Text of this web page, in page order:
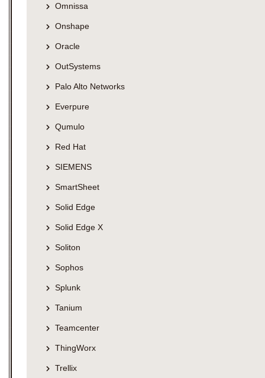
Omnissa
Onshape
Oracle
OutSystems
Palo Alto Networks
Everpure
Qumulo
Red Hat
SIEMENS
SmartSheet
Solid Edge
Solid Edge X
Soliton
Sophos
Splunk
Tanium
Teamcenter
ThingWorx
Trellix